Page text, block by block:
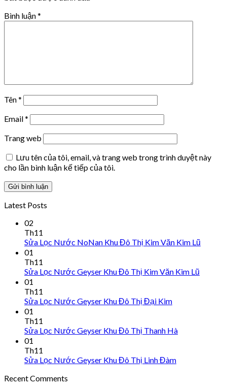
Bình luận*
Tên*
Email*
Trang web
Lưu tên của tôi, email, và trang web trong trình duyệt này
cho lần bình luận kế tiếp của tôi.
Latest Posts
02
Th11
Sửa Lọc Nước NoNan Khu Đô Thị Kim Văn Kim Lũ
01
Th11
Sửa Lọc Nước Geyser Khu Đô Thị Kim Văn Kim Lũ
01
Th11
Sửa Lọc Nước Geyser Khu Đô Thị Đại Kim
01
Th11
Sửa Lọc Nước Geyser Khu Đô Thị Thanh Hà
01
Th11
Sửa Lọc Nước Geyser Khu Đô Thị Linh Đàm
Recent Comments